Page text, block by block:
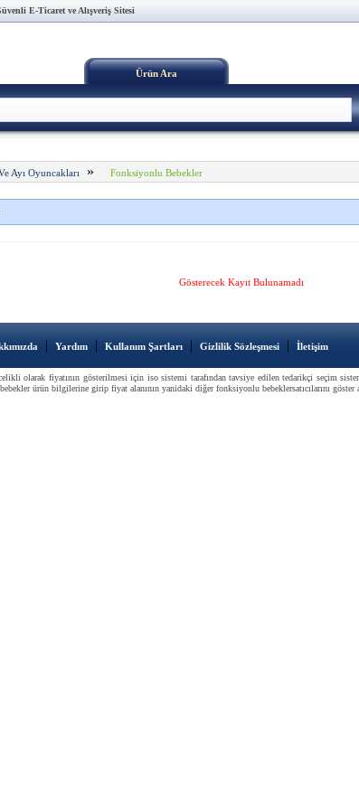
E-Ticaret ve Alışveriş Sitesi
Ürün Ara
Ayı Oyuncakları » Fonksiyonlu Bebekler
Gösterecek Kayıt Bulunamadı
| Yardım | Kullanım Şartları | Gizlilik Sözleşmesi | İletişim
olarak fiyatının gösterilmesi için iso sistemi tarafından tavsiye edilen tedarikçi seçim
ürün bilgilerine girip fiyat alanının yanidaki diğer fonksiyonlu bebeklersatıcılarını